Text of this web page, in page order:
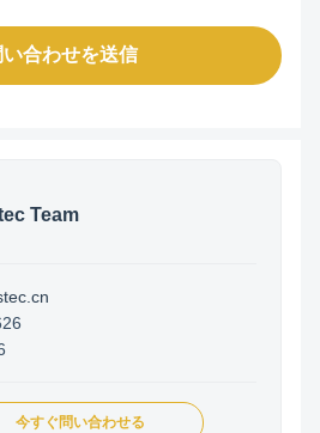
い合わせを送信
Team
今すぐ問い合わせる